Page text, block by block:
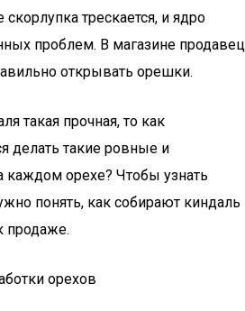
скорлупка трескается, и ядро
проблем. В магазине продавец
открывать орешки.
такая прочная, то как
делать такие ровные и
каждом орехе? Чтобы узнать
понять, как собирают киндаль
продаже.
орехов